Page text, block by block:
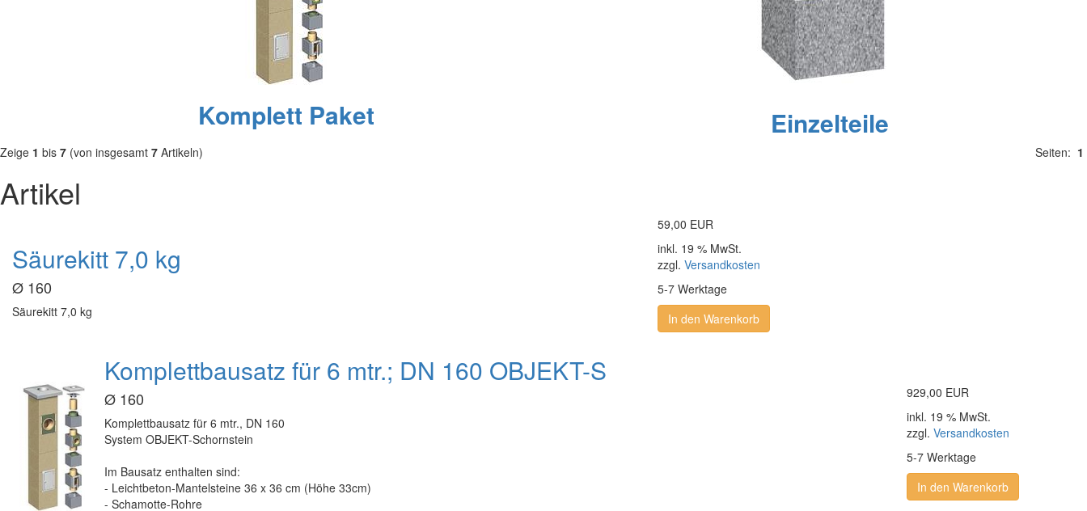
Komplett Paket Einzelteile
Zeige 1 bis 7 (von insgesamt 7 Artikeln) Seiten: 1
Artikel
Säurekitt 7,0 kg
Ø 160
Säurekitt 7,0 kg
59,00 EUR
inkl. 19 % MwSt.
zzgl. Versandkosten
5-7 Werktage
In den Warenkorb
Komplettbausatz für 6 mtr.; DN 160 OBJEKT-S
Ø 160
Komplettbausatz für 6 mtr., DN 160
System OBJEKT-Schornstein
Im Bausatz enthalten sind:
- Leichtbeton-Mantelsteine 36 x 36 cm (Höhe 33cm)
- Schamotte-Rohre
929,00 EUR
inkl. 19 % MwSt.
zzgl. Versandkosten
5-7 Werktage
In den Warenkorb